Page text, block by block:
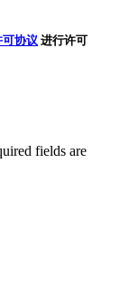
。 注意：你会
，仅仅供程序
可协议 进行许可
fields are